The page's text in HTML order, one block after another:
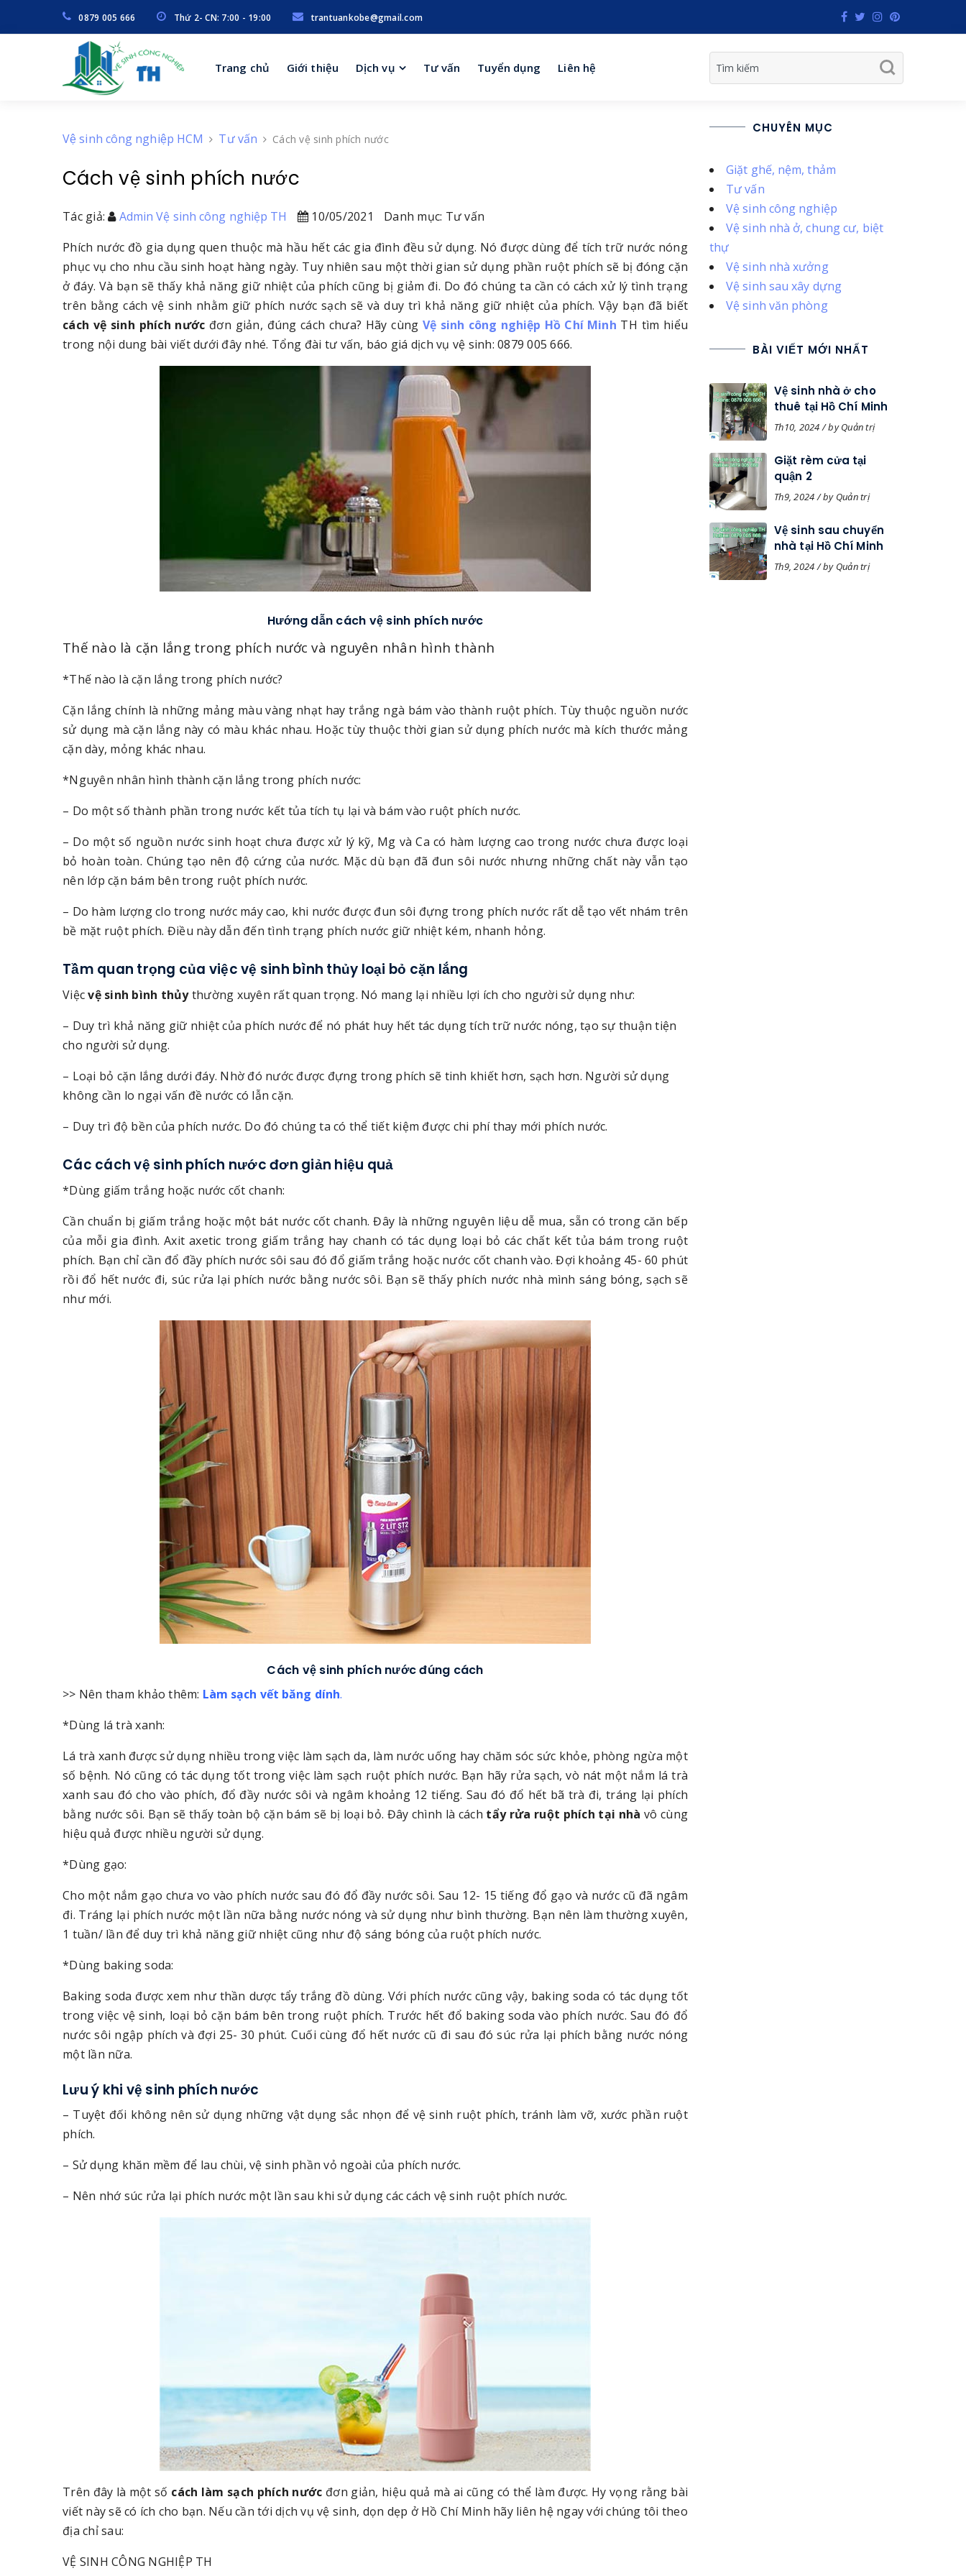
0879 005 666 Thứ 2- CN: 7:00 - 19:00 trantuankobe@gmail.com
Trang chủ Giới thiệu Dịch vụ Tư vấn Tuyển dụng Liên hệ
Vệ sinh công nghiệp HCM Tư vấn Cách vệ sinh phích nước
Cách vệ sinh phích nước
Tác giả: Admin Vệ sinh công nghiệp TH 10/05/2021
Danh mục: Tư vấn
Phích nước đồ gia dụng quen thuộc mà hầu hết các gia đình đều sử dụng. Nó được dùng để tích trữ nước nóng
phục vụ cho nhu cầu sinh hoạt hàng ngày. Tuy nhiên sau một thời gian sử dụng phần ruột phích sẽ bị đóng cặn
ở đáy. Và bạn sẽ thấy khả năng giữ nhiệt của phích cũng bị giảm đi. Do đó chúng ta cần có cách xử lý tình trạng
trên bằng cách vệ sinh nhằm giữ phích nước sạch sẽ và duy trì khả năng giữ nhiệt của phích. Vậy bạn đã biết
cách vệ sinh phích nước đơn giản, đúng cách chưa? Hãy cùng Vệ sinh công nghiệp Hồ Chí Minh TH tìm hiểu
trong nội dung bài viết dưới đây nhé. Tổng đài tư vấn, báo giá dịch vụ vệ sinh: 0879 005 666.
Hướng dẫn cách vệ sinh phích nước
Thế nào là cặn lắng trong phích nước và nguyên nhân hình thành
*Thế nào là cặn lắng trong phích nước?
Cặn lắng chính là những mảng màu vàng nhạt hay trắng ngà bám vào thành ruột phích. Tùy thuộc nguồn nước
sử dụng mà cặn lắng này có màu khác nhau. Hoặc tùy thuộc thời gian sử dụng phích nước mà kích thước mảng
cặn dày, mỏng khác nhau.
*Nguyên nhân hình thành cặn lắng trong phích nước:
– Do một số thành phần trong nước kết tủa tích tụ lại và bám vào ruột phích nước.
– Do một số nguồn nước sinh hoạt chưa được xử lý kỹ, Mg và Ca có hàm lượng cao trong nước chưa được loại
bỏ hoàn toàn. Chúng tạo nên độ cứng của nước. Mặc dù bạn đã đun sôi nước nhưng những chất này vẫn tạo
nên lớp cặn bám bên trong ruột phích nước.
– Do hàm lượng clo trong nước máy cao, khi nước được đun sôi đựng trong phích nước rất dễ tạo vết nhám trên
bề mặt ruột phích. Điều này dẫn đến tình trạng phích nước giữ nhiệt kém, nhanh hỏng.
Tầm quan trọng của việc vệ sinh bình thủy loại bỏ cặn lắng
Việcvệ sinh bình thủythường xuyên rất quan trọng. Nó mang lại nhiều lợi ích cho người sử dụng như:
– Duy trì khả năng giữ nhiệt của phích nước để nó phát huy hết tác dụng tích trữ nước nóng, tạo sự thuận tiện
cho người sử dụng.
– Loại bỏ cặn lắng dưới đáy. Nhờ đó nước được đựng trong phích sẽ tinh khiết hơn, sạch hơn. Người sử dụng
không cần lo ngại vấn đề nước có lẫn cặn.
– Duy trì độ bền của phích nước. Do đó chúng ta có thể tiết kiệm được chi phí thay mới phích nước.
Các cách vệ sinh phích nước đơn giản hiệu quả
*Dùng giấm trắng hoặc nước cốt chanh:
Cần chuẩn bị giấm trắng hoặc một bát nước cốt chanh. Đây là những nguyên liệu dễ mua, sẵn có trong căn bếp
của mỗi gia đình. Axit axetic trong giấm trắng hay chanh có tác dụng loại bỏ các chất kết tủa bám trong ruột
phích. Bạn chỉ cần đổ đầy phích nước sôi sau đó đổ giấm trắng hoặc nước cốt chanh vào. Đợi khoảng 45- 60 phút
rồi đổ hết nước đi, súc rửa lại phích nước bằng nước sôi. Bạn sẽ thấy phích nước nhà mình sáng bóng, sạch sẽ
như mới.
Cách vệ sinh phích nước đúng cách
>> Nên tham khảo thêm: Làm sạch vết băng dính.
*Dùng lá trà xanh:
Lá trà xanh được sử dụng nhiều trong việc làm sạch da, làm nước uống hay chăm sóc sức khỏe, phòng ngừa một
số bệnh. Nó cũng có tác dụng tốt trong việc làm sạch ruột phích nước. Bạn hãy rửa sạch, vò nát một nắm lá trà
xanh sau đó cho vào phích, đổ đầy nước sôi và ngâm khoảng 12 tiếng. Sau đó đổ hết bã trà đi, tráng lại phích
bằng nước sôi. Bạn sẽ thấy toàn bộ cặn bám sẽ bị loại bỏ. Đây chình là cách tẩy rửa ruột phích tại nhà vô cùng
hiệu quả được nhiều người sử dụng.
*Dùng gạo:
Cho một nắm gạo chưa vo vào phích nước sau đó đổ đầy nước sôi. Sau 12- 15 tiếng đổ gạo và nước cũ đã ngâm
đi. Tráng lại phích nước một lần nữa bằng nước nóng và sử dụng như bình thường. Bạn nên làm thường xuyên,
1 tuần/ lần để duy trì khả năng giữ nhiệt cũng như độ sáng bóng của ruột phích nước.
*Dùng baking soda:
Baking soda được xem như thần dược tẩy trắng đồ dùng. Với phích nước cũng vậy, baking soda có tác dụng tốt
trong việc vệ sinh, loại bỏ cặn bám bên trong ruột phích. Trước hết đổ baking soda vào phích nước. Sau đó đổ
nước sôi ngập phích và đợi 25- 30 phút. Cuối cùng đổ hết nước cũ đi sau đó súc rửa lại phích bằng nước nóng
một lần nữa.
Lưu ý khi vệ sinh phích nước
– Tuyệt đối không nên sử dụng những vật dụng sắc nhọn để vệ sinh ruột phích, tránh làm vỡ, xước phần ruột
phích.
– Sử dụng khăn mềm để lau chùi, vệ sinh phần vỏ ngoài của phích nước.
– Nên nhớ súc rửa lại phích nước một lần sau khi sử dụng các cách vệ sinh ruột phích nước.
Trên đây là một số cách làm sạch phích nước đơn giản, hiệu quả mà ai cũng có thể làm được. Hy vọng rằng bài
viết này sẽ có ích cho bạn. Nếu cần tới dịch vụ vệ sinh, dọn dẹp ở Hồ Chí Minh hãy liên hệ ngay với chúng tôi theo
địa chỉ sau:
VỆ SINH CÔNG NGHIỆP TH
CHUYÊN MỤC
Giặt ghế, nệm, thảm
Tư vấn
Vệ sinh công nghiệp
Vệ sinh nhà ở, chung cư, biệt
thự
Vệ sinh nhà xưởng
Vệ sinh sau xây dựng
Vệ sinh văn phòng
BÀI VIẾT MỚI NHẤT
Vệ sinh nhà ở cho
thuê tại Hồ Chí Minh
Th10, 2024 / by Quản trị
Giặt rèm cửa tại
quận 2
Th9, 2024 / by Quản trị
Vệ sinh sau chuyển
nhà tại Hồ Chí Minh
Th9, 2024 / by Quản trị